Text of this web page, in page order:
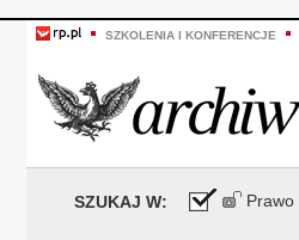
SZKOLENIA I KONFERENCJE
SZUKAJ W: Prawo